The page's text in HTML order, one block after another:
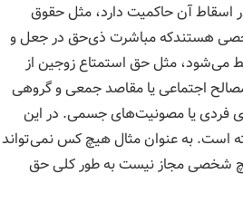
اسقاط آن حاکمیت دارد، مثل حقوق
شخصی هستندکه مباشرت ذی‌حق در جعل و
می‌شود، مثل حق استمتاع زوجین از
اجتماعی یا مقاصد جمعی و گروهی
فردی یا مصونیت‌های جسمی. در این
است. به عنوان مثال هیچ کس نمی‌تواند
شخصی مجاز نیست به طور کلی حق